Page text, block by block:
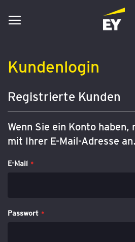
Kundenlogin
Registrierte Kunden
Wenn Sie ein Konto haben,
mit Ihrer E-Mail-Adresse an.
E-Mail
Passwort